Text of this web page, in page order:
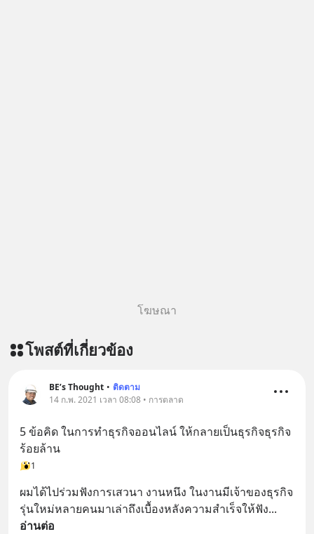
โฆษณา
โพสต์ที่เกี่ยวข้อง
BE’s Thought • ติดตาม
14 ก.พ. 2021 เวลา 08:08 • การตลาด
5 ข้อคิด ในการทำธุรกิจออนไลน์ ให้กลายเป็นธุรกิจธุรกิจ
ร้อยล้าน
1
ผมได้ไปร่วมฟังการเสวนา งานหนึง ในงานมีเจ้าของธุรกิจ
รุ่นใหม่หลายคนมาเล่าถึงเบื้องหลังความสำเร็จให้ฟัง
อ่านต่อ